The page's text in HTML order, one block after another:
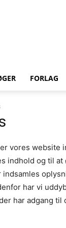
FORLAG
vores website
indhold og til at
indsamles
har vi
har adgang til